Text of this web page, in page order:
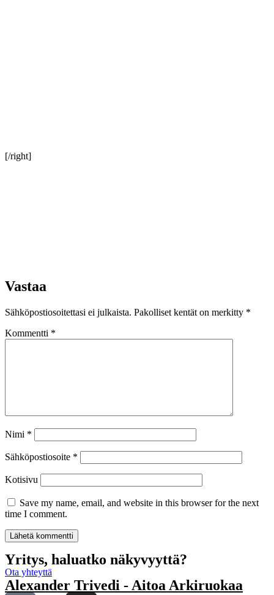
[/right]
Vastaa
Sähköpostiosoitettasi ei julkaista. Pakolliset kentät on merkitty *
Kommentti *
Nimi *
Sähköpostiosoite *
Kotisivu
Save my name, email, and website in this browser for the next
time I comment.
Yritys, haluatko näkyvyyttä?
Ota yhteyttä
Alexander Trivedi - Aitoa Arkiruokaa